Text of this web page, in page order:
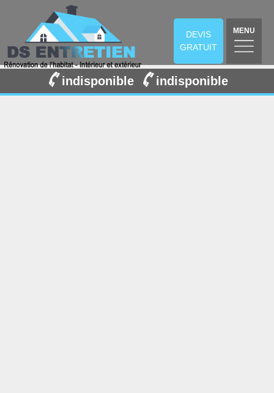
DEVIS
GRATUIT
MENU
indisponible indisponible